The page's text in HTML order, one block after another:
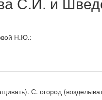
Н.Ю.:
С. огород